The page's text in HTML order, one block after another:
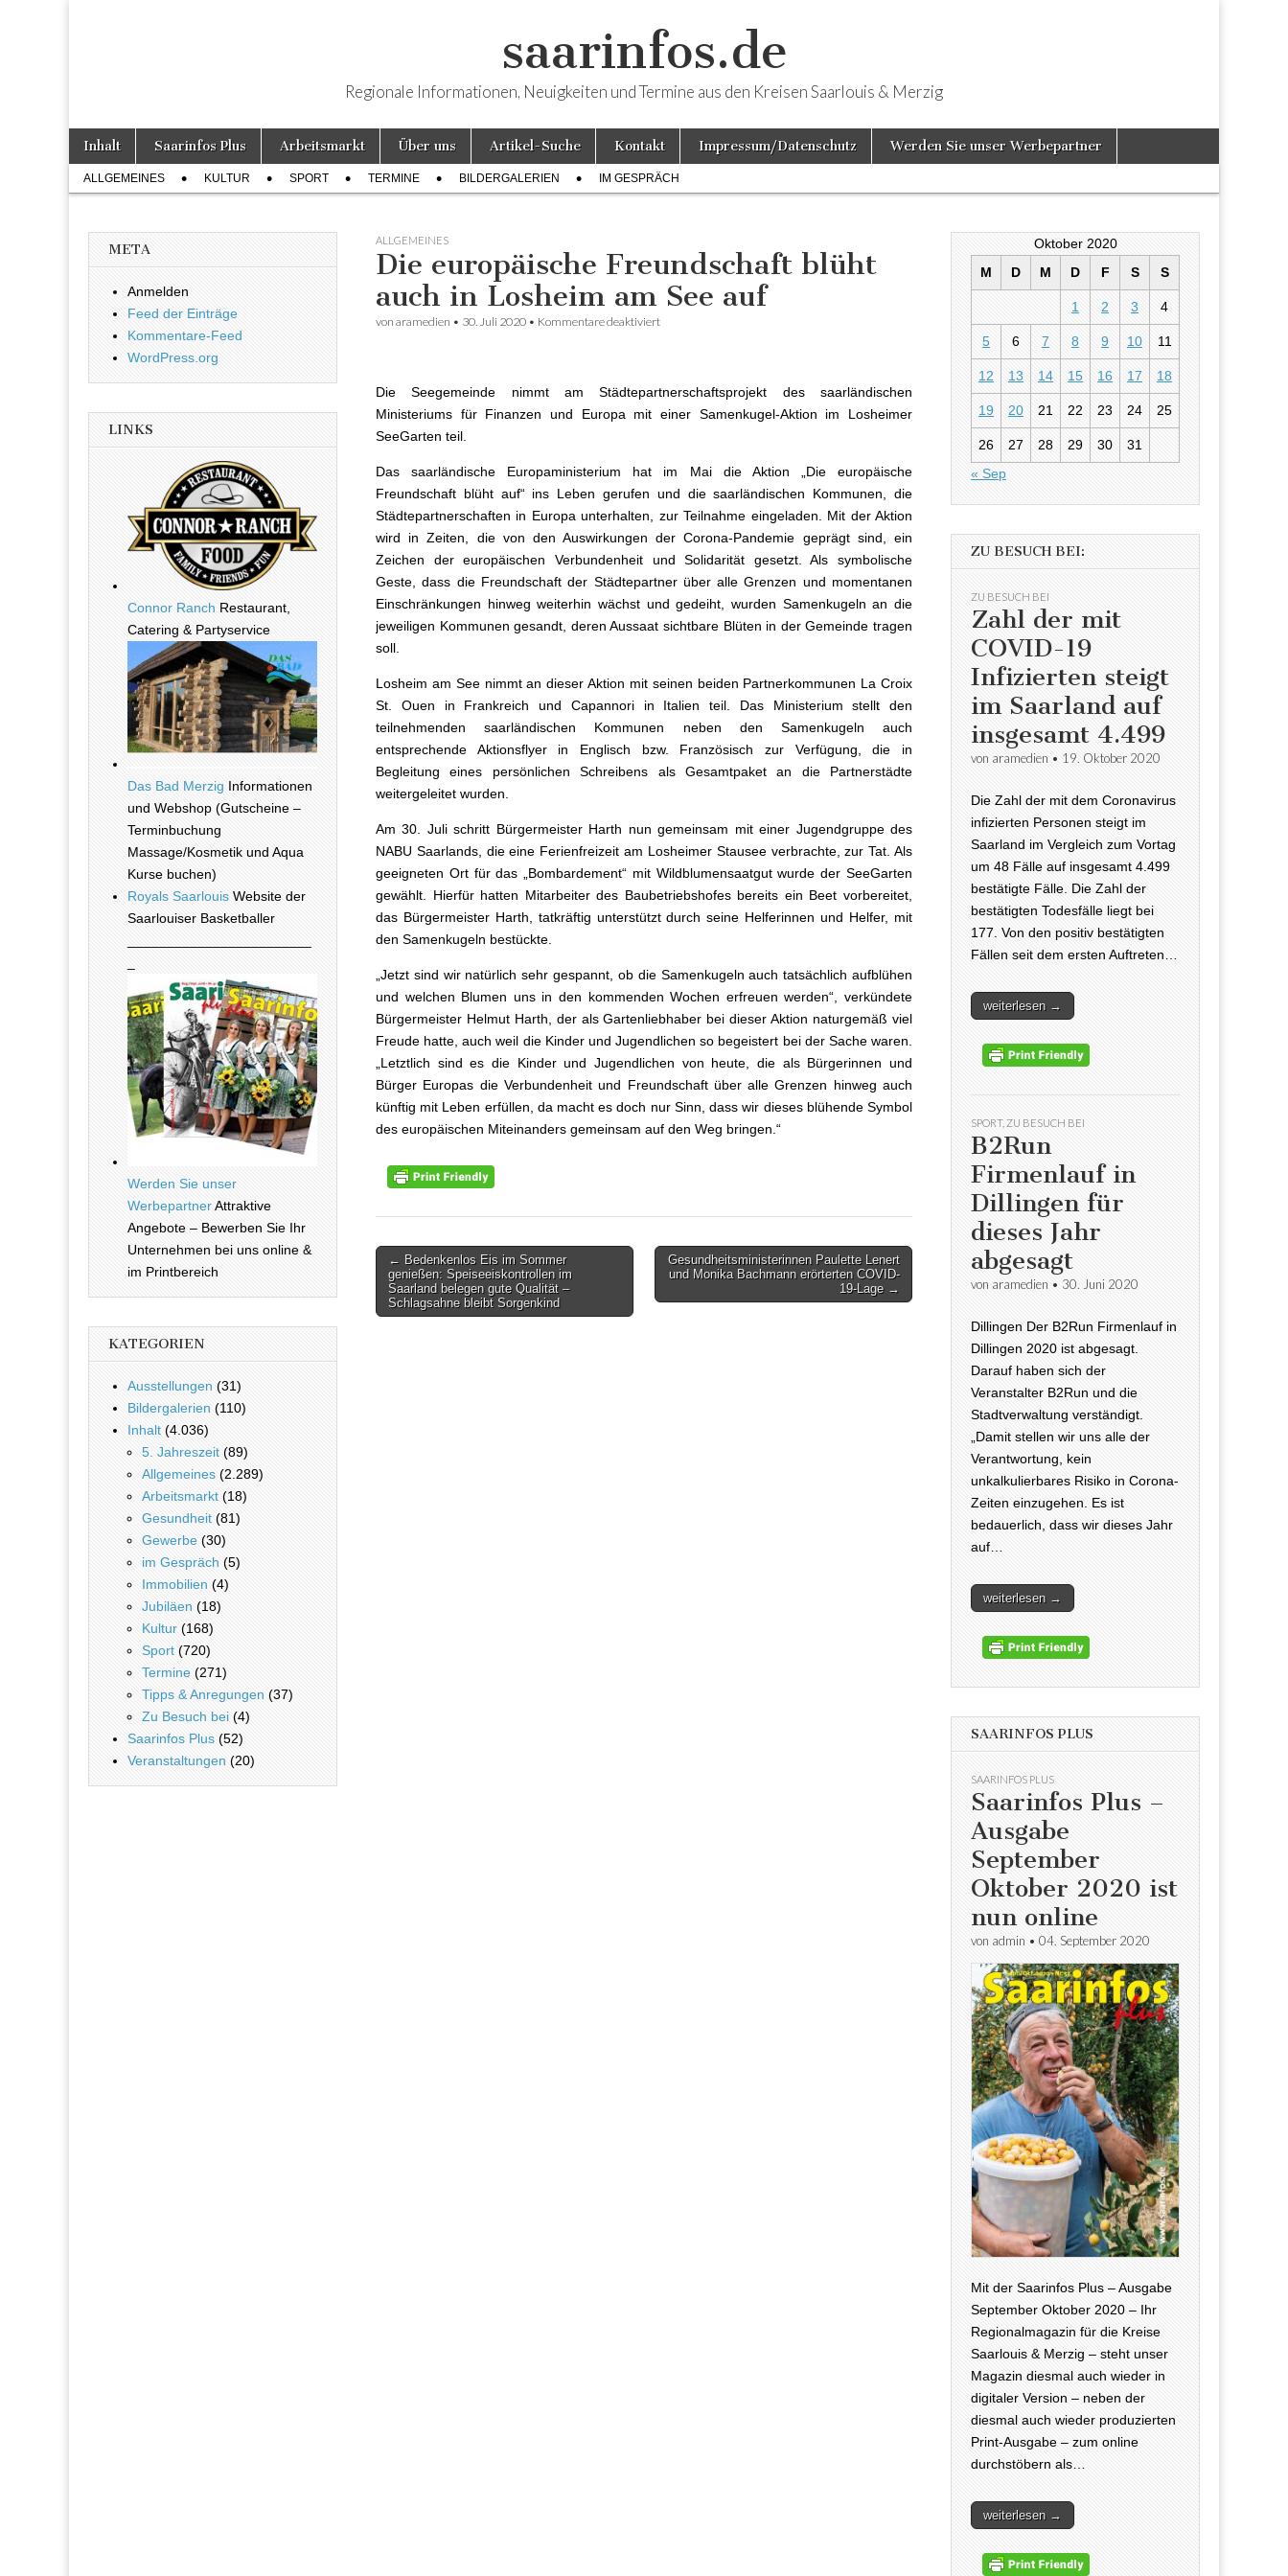
saarinfos.de
Regionale Informationen, Neuigkeiten und Termine aus den Kreisen Saarlouis & Merzig
Hauptmenü
Weiter zum Inhalt
Inhalt Saarinfos Plus Arbeitsmarkt Über uns Artikel-Suche Kontakt Impressum/Datenschutz Werden Sie unser Werbepartner
Untermenü
ALLGEMEINES KULTUR SPORT TERMINE BILDERGALERIEN IM GESPRÄCH
ALLGEMEINES
Die europäische Freundschaft blüht
auch in Losheim am See auf
von aramedien • 30. Juli 2020 • Kommentare deaktiviert
Die Seegemeinde nimmt am Städtepartnerschaftsprojekt des saarländischen
Ministeriums für Finanzen und Europa mit einer Samenkugel-Aktion im Losheimer
SeeGarten teil.
Das saarländische Europaministerium hat im Mai die Aktion „Die europäische
Freundschaft blüht auf“ ins Leben gerufen und die saarländischen Kommunen, die
Städtepartnerschaften in Europa unterhalten, zur Teilnahme eingeladen. Mit der Aktion
wird in Zeiten, die von den Auswirkungen der Corona-Pandemie geprägt sind, ein
Zeichen der europäischen Verbundenheit und Solidarität gesetzt. Als symbolische
Geste, dass die Freundschaft der Städtepartner über alle Grenzen und momentanen
Einschränkungen hinweg weiterhin wächst und gedeiht, wurden Samenkugeln an die
jeweiligen Kommunen gesandt, deren Aussaat sichtbare Blüten in der Gemeinde tragen
soll.
Losheim am See nimmt an dieser Aktion mit seinen beiden Partnerkommunen La Croix
St. Ouen in Frankreich und Capannori in Italien teil. Das Ministerium stellt den
teilnehmenden saarländischen Kommunen neben den Samenkugeln auch
entsprechende Aktionsflyer in Englisch bzw. Französisch zur Verfügung, die in
Begleitung eines persönlichen Schreibens als Gesamtpaket an die Partnerstädte
weitergeleitet wurden.
Am 30. Juli schritt Bürgermeister Harth nun gemeinsam mit einer Jugendgruppe des
NABU Saarlands, die eine Ferienfreizeit am Losheimer Stausee verbrachte, zur Tat. Als
geeigneten Ort für das „Bombardement“ mit Wildblumensaatgut wurde der SeeGarten
gewählt. Hierfür hatten Mitarbeiter des Baubetriebshofes bereits ein Beet vorbereitet,
das Bürgermeister Harth, tatkräftig unterstützt durch seine Helferinnen und Helfer, mit
den Samenkugeln bestückte.
„Jetzt sind wir natürlich sehr gespannt, ob die Samenkugeln auch tatsächlich aufblühen
und welchen Blumen uns in den kommenden Wochen erfreuen werden“, verkündete
Bürgermeister Helmut Harth, der als Gartenliebhaber bei dieser Aktion naturgemäß viel
Freude hatte, auch weil die Kinder und Jugendlichen so begeistert bei der Sache waren.
„Letztlich sind es die Kinder und Jugendlichen von heute, die als Bürgerinnen und
Bürger Europas die Verbundenheit und Freundschaft über alle Grenzen hinweg auch
künftig mit Leben erfüllen, da macht es doch nur Sinn, dass wir dieses blühende Symbol
des europäischen Miteinanders gemeinsam auf den Weg bringen.“
Beitragsnavigation
← Bedenkenlos Eis im Sommer
genießen: Speiseeiskontrollen im
Saarland belegen gute Qualität –
Schlagsahne bleibt Sorgenkind
Gesundheitsministerinnen Paulette Lenert
und Monika Bachmann erörterten COVID-
19-Lage →
META
Anmelden
Feed der Einträge
Kommentare-Feed
WordPress.org
LINKS
Connor Ranch Restaurant,
Catering & Partyservice
Das Bad Merzig Informationen
und Webshop (Gutscheine –
Terminbuchung
Massage/Kosmetik und Aqua
Kurse buchen)
Royals Saarlouis Website der
Saarlouiser Basketballer
Werden Sie unser
WerbepartnerAttraktive
Angebote – Bewerben Sie Ihr
Unternehmen bei uns online &
im Printbereich
KATEGORIEN
Ausstellungen (31)
Bildergalerien (110)
Inhalt (4.036)
5. Jahreszeit (89)
Allgemeines (2.289)
Arbeitsmarkt (18)
Gesundheit (81)
Gewerbe (30)
im Gespräch (5)
Immobilien (4)
Jubiläen (18)
Kultur (168)
Sport (720)
Termine (271)
Tipps & Anregungen (37)
Zu Besuch bei (4)
Saarinfos Plus (52)
Veranstaltungen (20)
Oktober 2020
M
D M D F S S
1 2 3 4
5 6 7 8 9 10 11
12 13 14 15 16 17 18
19 20 21 22 23 24 25
26 27 28 29 30
31
« Sep
ZU BESUCH BEI:
ZU BESUCH BEI
Zahl der mit
COVID-19
Infizierten steigt
im Saarland auf
insgesamt 4.499
von aramedien • 19. Oktober 2020
Die Zahl der mit dem Coronavirus
infizierten Personen steigt im
Saarland im Vergleich zum Vortag
um 48 Fälle auf insgesamt 4.499
bestätigte Fälle. Die Zahl der
bestätigten Todesfälle liegt bei
177. Von den positiv bestätigten
Fällen seit dem ersten Auftreten…
weiterlesen →
SPORT, ZU BESUCH BEI
B2Run
Firmenlauf in
Dillingen für
dieses Jahr
abgesagt
von aramedien • 30. Juni 2020
Dillingen Der B2Run Firmenlauf in
Dillingen 2020 ist abgesagt.
Darauf haben sich der
Veranstalter B2Run und die
Stadtverwaltung verständigt.
„Damit stellen wir uns alle der
Verantwortung, kein
unkalkulierbares Risiko in Corona-
Zeiten einzugehen. Es ist
bedauerlich, dass wir dieses Jahr
auf…
weiterlesen →
SAARINFOS PLUS
SAARINFOS PLUS
Saarinfos Plus –
Ausgabe
September
Oktober 2020 ist
nun online
von admin • 04. September 2020
Mit der Saarinfos Plus – Ausgabe
September Oktober 2020 – Ihr
Regionalmagazin für die Kreise
Saarlouis & Merzig – steht unser
Magazin diesmal auch wieder in
digitaler Version – neben der
diesmal auch wieder produzierten
Print-Ausgabe – zum online
durchstöbern als…
weiterlesen →